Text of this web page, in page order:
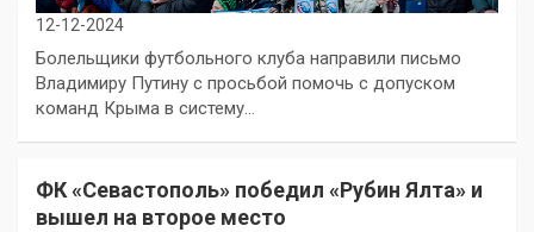
12-12-2024
Болельщики футбольного клуба направили письмо
Владимиру Путину с просьбой помочь с допуском
команд Крыма в систему…
ФК «Севастополь» победил «Рубин Ялта» и
вышел на второе место